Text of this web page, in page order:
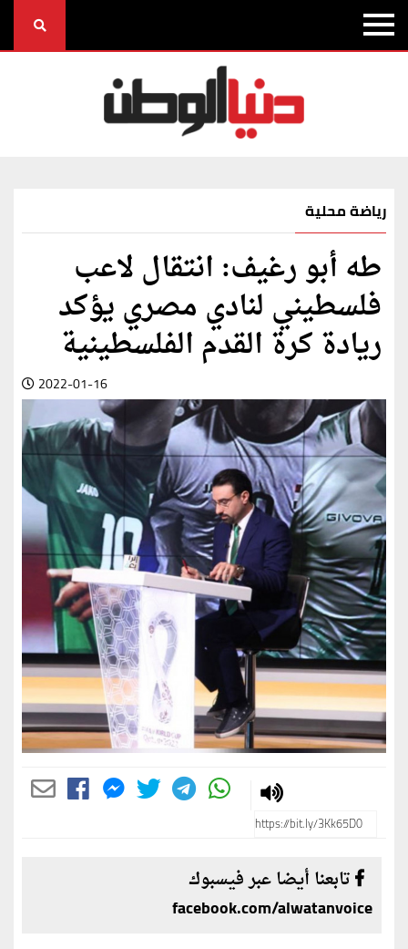
رياضة محلية
طه أبو رغيف: انتقال لاعب
فلسطيني لنادي مصري يؤكد
ريادة كرة القدم الفلسطينية
2022-01-16
تابعنا أيضا عبر فيسبوك
facebook.com/alwatanvoice